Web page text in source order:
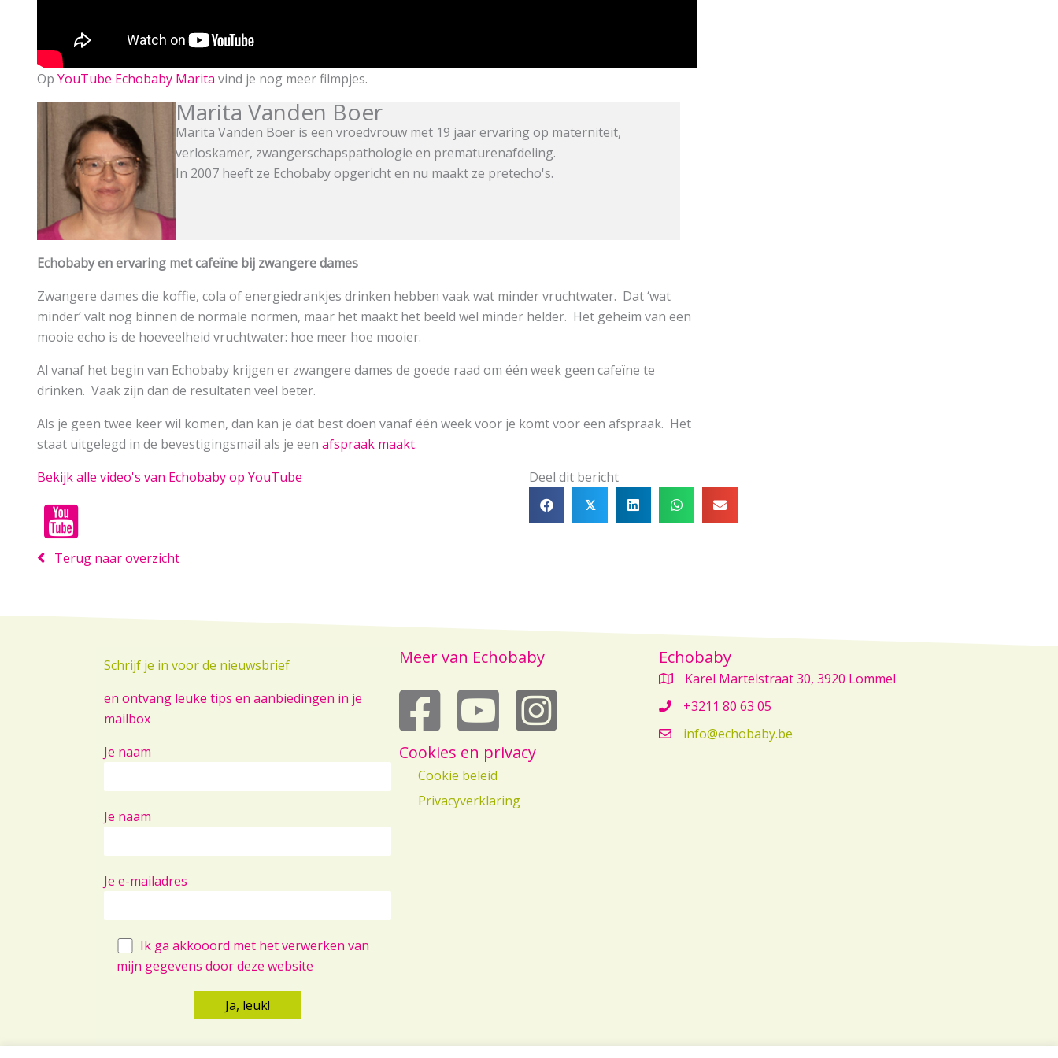
Op YouTube Echobaby Marita vind je nog meer filmpjes.
Marita Vanden Boer
Marita Vanden Boer is een vroedvrouw met 19 jaar ervaring op materniteit,
verloskamer, zwangerschapspathologie en prematurenafdeling.
In 2007 heeft ze Echobaby opgericht en nu maakt ze pretecho's.
Echobaby en ervaring met cafeïne bij zwangere dames
Zwangere dames die koffie, cola of energiedrankjes drinken hebben vaak wat minder vruchtwater. Dat ‘wat
minder’ valt nog binnen de normale normen, maar het maakt het beeld wel minder helder. Het geheim van een
mooie echo is de hoeveelheid vruchtwater: hoe meer hoe mooier.
Al vanaf het begin van Echobaby krijgen er zwangere dames de goede raad om één week geen cafeïne te
drinken. Vaak zijn dan de resultaten veel beter.
Als je geen twee keer wil komen, dan kan je dat best doen vanaf één week voor je komt voor een afspraak. Het
staat uitgelegd in de bevestigingsmail als je een afspraak maakt.
Bekijk alle video's van Echobaby op YouTube Deel dit bericht
𝕏
Terug naar overzicht
Schrijf je in voor de nieuwsbrief
en ontvang leuke tips en aanbiedingen in je
mailbox
Je naam
Je naam
Je e-mailadres
Ik ga akkooord met het verwerken van
mijn gegevens door deze website
Meer van Echobaby
echobaby op youtube
Cookies en privacy
Cookie beleid
Privacyverklaring
Echobaby
Karel Martelstraat 30, 3920 Lommel
+3211 80 63 05
info@echobaby.be